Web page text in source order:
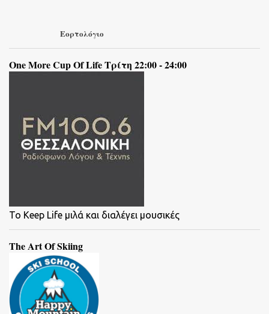
Εορτολόγιο
One More Cup Of Life Τρίτη 22:00 - 24:00
To Keep Life μιλά και διαλέγει μουσικές
The Art Of Skiing